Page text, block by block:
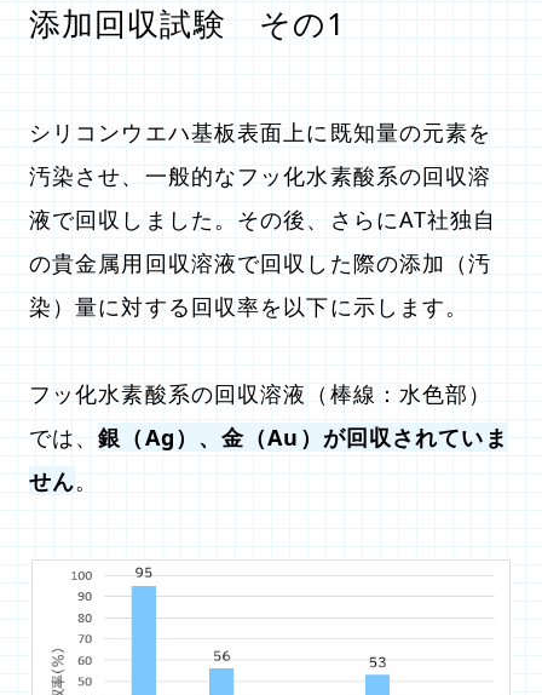
添加回収試験 その1
シリコンウエハ基板表面上に既知量の元素を
汚染させ、一般的なフッ化水素酸系の回収溶
液で回収しました。その後、さらにAT社独自
の貴金属用回収溶液で回収した際の添加（汚
染）量に対する回収率を以下に示します。
フッ化水素酸系の回収溶液（棒線：水色部）
では、銀（Ag）、金（Au）が回収されていま
せん。